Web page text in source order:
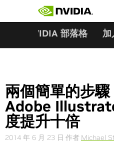
NVIDIA 部落格 加
兩個簡單的步
Adobe
度提升十倍
2014 年 6 月 23 日 作者 Michael